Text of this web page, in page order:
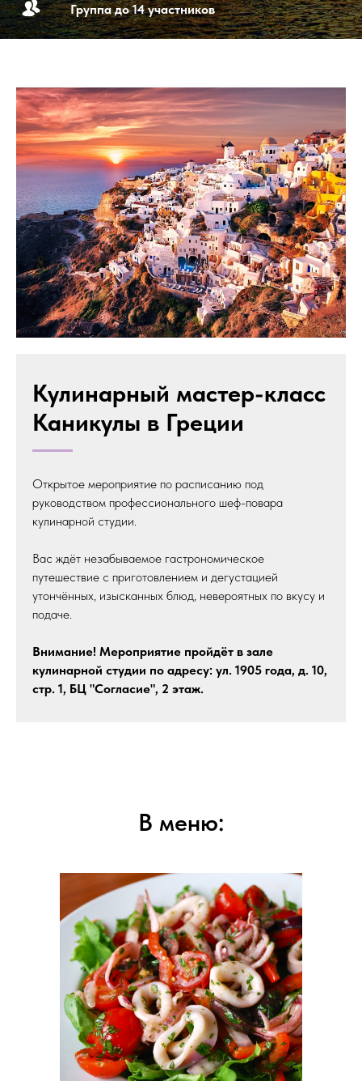
Группа до 14 участников
Кулинарный мастер-класс
Каникулы в Греции
Открытое мероприятие по расписанию под
руководством профессионального шеф-повара
кулинарной студии.
Вас ждёт незабываемое гастрономическое
путешествие с приготовлением и дегустацией
утончённых, изысканных блюд, невероятных по вкусу и
подаче.
Внимание! Мероприятие пройдёт в зале
кулинарной студии по адресу: ул. 1905 года, д. 10,
стр. 1, БЦ "Согласие", 2 этаж.
В меню: